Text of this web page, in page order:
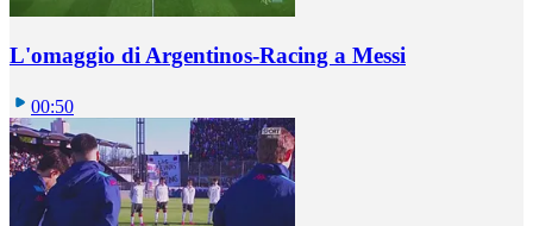
L'omaggio di Argentinos-Racing a Messi
00:50